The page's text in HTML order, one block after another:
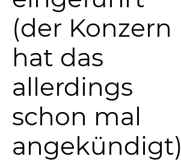
(der Konzern
hat das
allerdings
schon mal
angekündigt)